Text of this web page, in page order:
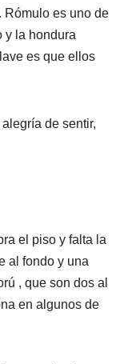
Rómulo es uno de
y la hondura
es que ellos
de sentir,
el piso y falta la
al fondo y una
, que son dos al
en algunos de